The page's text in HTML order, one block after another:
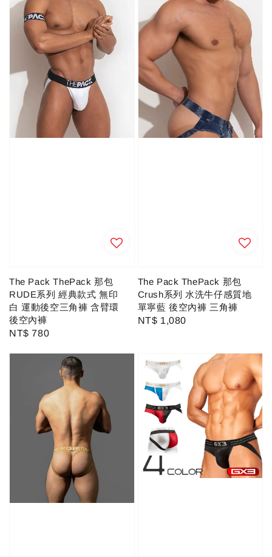
The Pack ThePack 那包
RUDE系列 經典款式 無印
白 運動後空三角褲 含臂環
後空內褲
Regular
NT$ 780
The Pack ThePack 那包
Crush系列 水洗牛仔感質地
單寧藍 後空內褲 三角褲
Regular
NT$ 1,080